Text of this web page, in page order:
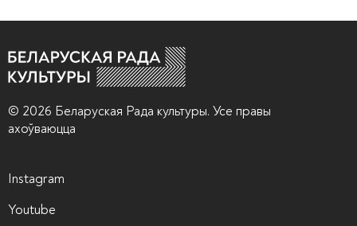
© 2026 Беларуская Рада культуры. Усе правы
ахоўваюцца
Instagram
Youtube